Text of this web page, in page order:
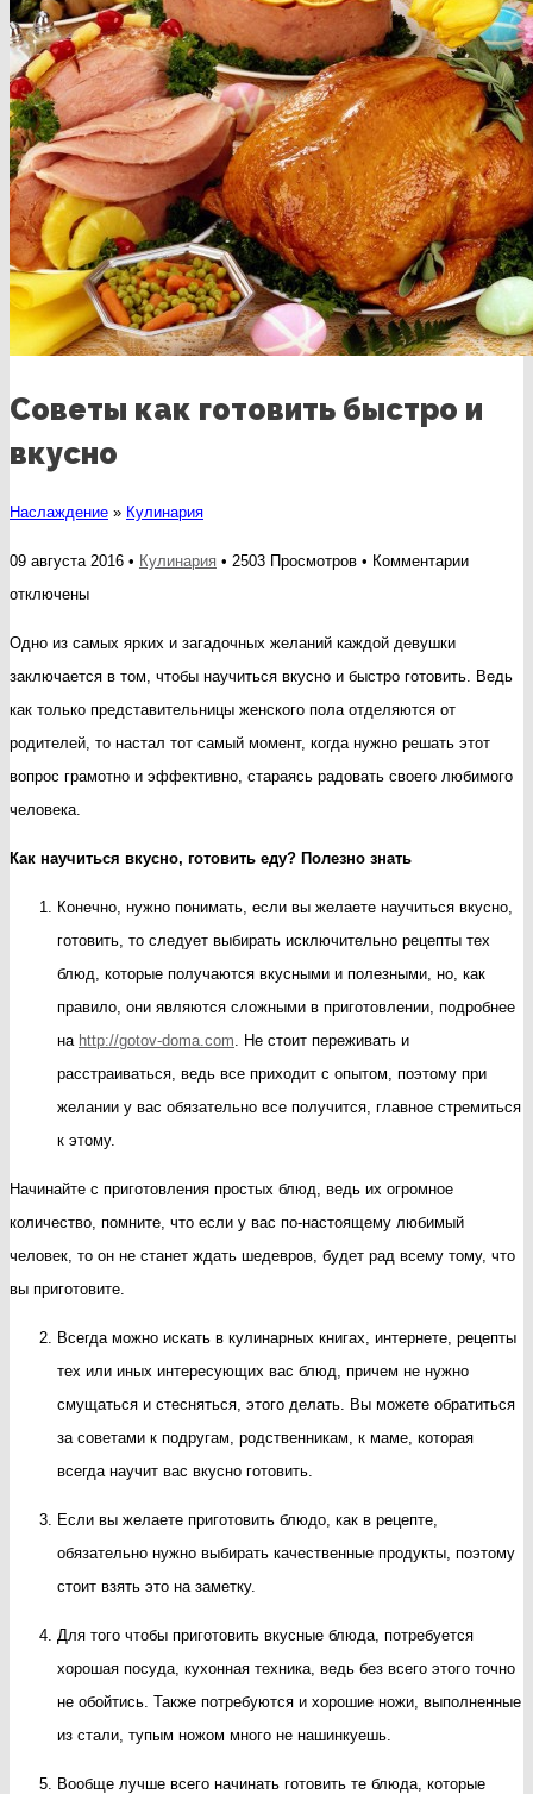
Советы как готовить быстро и
вкусно
Наслаждение » Кулинария
09 августа 2016 • Кулинария • 2503 Просмотров • Комментариик
отключены
Одно из самых ярких и загадочных желаний каждой девушки
заключается в том, чтобы научиться вкусно и быстро готовить. Ведь
как только представительницы женского пола отделяются от
родителей, то настал тот самый момент, когда нужно решать этот
вопрос грамотно и эффективно, стараясь радовать своего любимого
человека.
Как научиться вкусно, готовить еду? Полезно знать
Конечно, нужно понимать, если вы желаете научиться вкусно,
готовить, то следует выбирать исключительно рецепты тех
блюд, которые получаются вкусными и полезными, но, как
правило, они являются сложными в приготовлении, подробнее
на http://gotov-doma.com . Не стоит переживать и
расстраиваться, ведь все приходит с опытом, поэтому при
желании у вас обязательно все получится, главное стремиться
к этому.
Начинайте с приготовления простых блюд, ведь их огромное
количество, помните, что если у вас по-настоящему любимый
человек, то он не станет ждать шедевров, будет рад всему тому, что
вы приготовите.
Всегда можно искать в кулинарных книгах, интернете, рецепты
тех или иных интересующих вас блюд, причем не нужно
смущаться и стесняться, этого делать. Вы можете обратиться
за советами к подругам, родственникам, к маме, которая
всегда научит вас вкусно готовить.
Если вы желаете приготовить блюдо, как в рецепте,
обязательно нужно выбирать качественные продукты, поэтому
стоит взять это на заметку.
Для того чтобы приготовить вкусные блюда, потребуется
хорошая посуда, кухонная техника, ведь без всего этого точно
не обойтись. Также потребуются и хорошие ножи, выполненные
из стали, тупым ножом много не нашинкуешь.
Вообще лучше всего начинать готовить те блюда, которые